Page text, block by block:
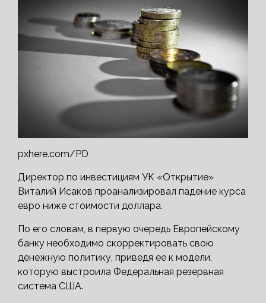
pxhere.com/PD
Директор по инвестициям УК «Открытие»
Виталий Исаков проанализировал падение курса
евро ниже стоимости доллара.
По его словам, в первую очередь Европейскому
банку необходимо скорректировать свою
денежную политику, приведя ее к модели,
которую выстроила Федеральная резервная
система США.